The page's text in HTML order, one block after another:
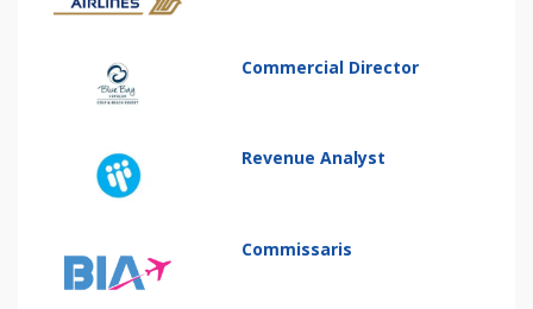
Commercial Director
Revenue Analyst
Commissaris